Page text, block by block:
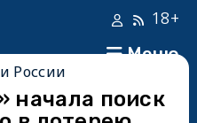
Меню
18+
России
начала поиск